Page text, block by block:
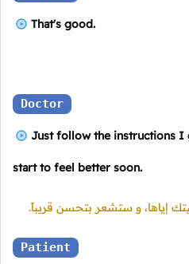
That's good.
Doctor
Just follow the instructions I
start to feel better soon.
إياها، و ستشعر بتحسن قريباً.
Patient